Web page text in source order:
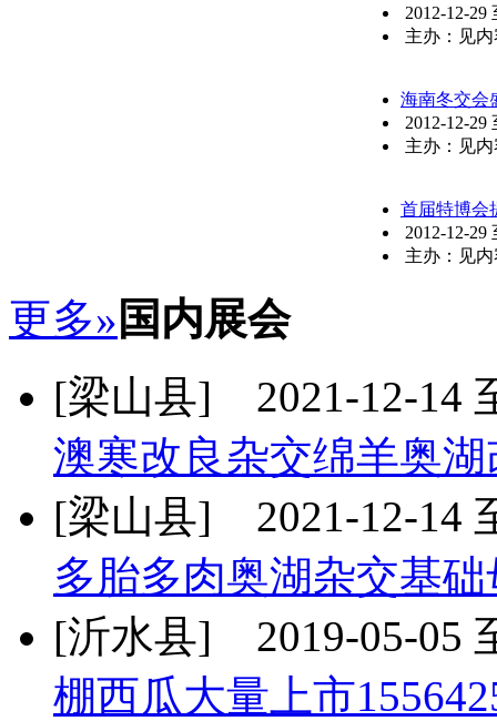
2012-12-29
主办：见内
海南冬交会
2012-12-29
主办：见内
首届特博会
2012-12-29
主办：见内
更多» 国内展会
[梁山县] 2021-12-14
澳寒改良杂交绵羊奥
[梁山县] 2021-12-14
多胎多肉奥湖杂交基
[沂水县] 2019-05-05
棚西瓜大量上市